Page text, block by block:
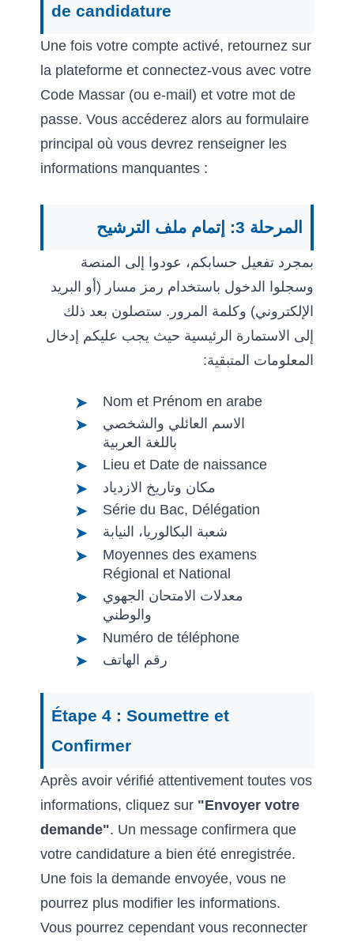
de candidature
Une fois votre compte activé, retournez sur
la plateforme et connectez-vous avec votre
Code Massar (ou e-mail) et votre mot de
passe. Vous accéderez alors au formulaire
principal où vous devrez renseigner les
informations manquantes :
المرحلة 3: إتمام ملف الترشيح
بمجرد تفعيل حسابكم، عودوا إلى المنصة
وسجلوا الدخول باستخدام رمز مسار (أو البريد
الإلكتروني) وكلمة المرور. ستصلون بعد ذلك
إلى الاستمارة الرئيسية حيث يجب عليكم إدخال
المعلومات المتبقية:
Nom et Prénom en arabe
الاسم العائلي والشخصي
باللغة العربية
Lieu et Date de naissance
مكان وتاريخ الازدياد
Série du Bac, Délégation
شعبة البكالوريا، النيابة
Moyennes des examens
Régional et National
معدلات الامتحان الجهوي
والوطني
Numéro de téléphone
رقم الهاتف
Étape 4 : Soumettre et
Confirmer
Après avoir vérifié attentivement toutes vos
informations, cliquez sur "Envoyer votre
demande". Un message confirmera que
votre candidature a bien été enregistrée.
Une fois la demande envoyée, vous ne
pourrez plus modifier les informations.
Vous pourrez cependant vous reconnecter